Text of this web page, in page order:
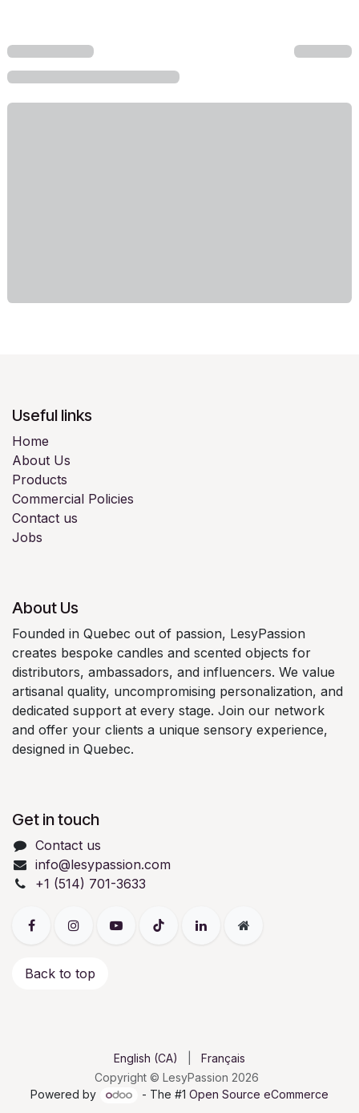
Useful links
Home
About Us
Products
Commercial Policies
Contact us
Jobs
About Us
Founded in Quebec out of passion, LesyPassion
creates bespoke candles and scented objects for
distributors, ambassadors, and influencers. We value
artisanal quality, uncompromising personalization, and
dedicated support at every stage. Join our network
and offer your clients a unique sensory experience,
designed in Quebec.
Get in touch
Contact us
info@lesypassion.com
+1 (514) 701-3633
Back to top
Copyright © LesyPassion 2026
English (CA) Français
Powered by - The #1 Open Source eCommerce